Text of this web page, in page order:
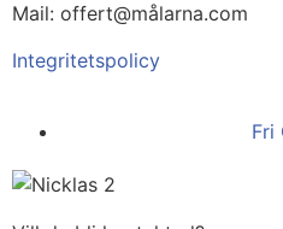
Mail: offert@målarna.com
Integritetspolicy
Fri